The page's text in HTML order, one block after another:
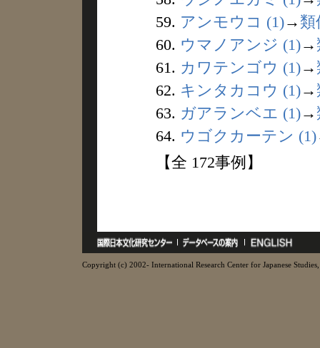
59. アンモウコ (1)→ 類
60. ウマノアンジ (1)→
61. カワテンゴウ (1)→
62. キンタカコウ (1)→
63. ガアランベエ (1)→
64. ウゴクカーテン (1)
【全 172事例】
Copyright (c) 2002- International Research Center for Japanese